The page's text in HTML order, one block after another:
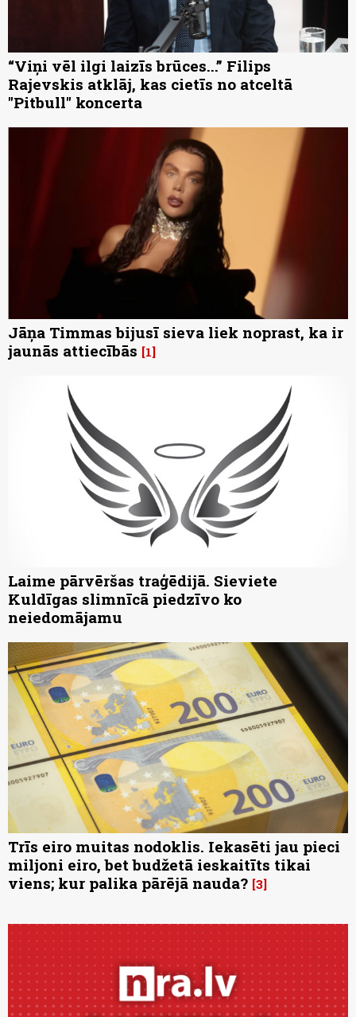
“Viņi vēl ilgi laizīs brūces...” Filips
Rajevskis atklāj, kas cietīs no atceltā
"Pitbull" koncerta
Jāņa Timmas bijusī sieva liek noprast, ka ir
jaunās attiecībās 1
Laime pārvēršas traģēdijā. Sieviete
Kuldīgas slimnīcā piedzīvo ko
neiedomājamu
Trīs eiro muitas nodoklis. Iekasēti jau pieci
miljoni eiro, bet budžetā ieskaitīts tikai
viens; kur palika pārējā nauda? 3